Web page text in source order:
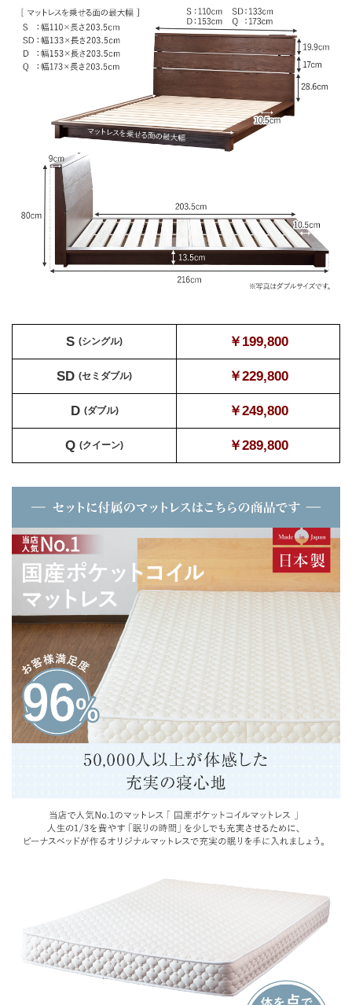
S (シングル) ￥199,800
SD (セミダブル) ￥229,800
D (ダブル) ￥249,800
Q (クイーン) ￥289,800